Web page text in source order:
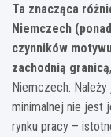
Ta znacząca
Niemczech
czynników
zachodnią granicą
Niemczech. Należy
minimalnej nie jest
rynku pracy –